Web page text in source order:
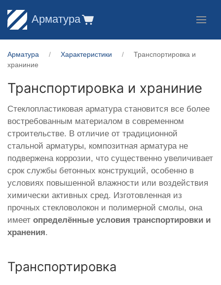
Арматура
Арматура Характеристики
Транспортировка и
храниние
Транспортировка и храниние
Стеклопластиковая арматура становится все более
востребованным материалом в современном
строительстве. В отличие от традиционной
стальной арматуры, композитная арматура не
подвержена коррозии, что существенно увеличивает
срок службы бетонных конструкций, особенно в
условиях повышенной влажности или воздействия
химически активных сред. Изготовленная из
прочных стекловолокон и полимерной смолы, она
имеет определённые условия транспортировки и
хранения.
Транспортировка